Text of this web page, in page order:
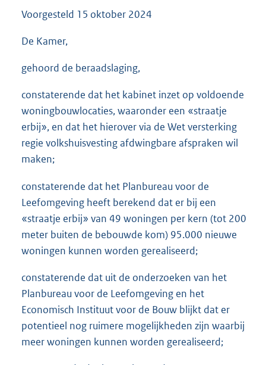
Voorgesteld 15 oktober 2024
De Kamer,
gehoord de beraadslaging,
constaterende dat het kabinet inzet op voldoende
woningbouwlocaties, waaronder een «straatje
erbij», en dat het hierover via de Wet versterking
regie volkshuisvesting afdwingbare afspraken wil
maken;
constaterende dat het Planbureau voor de
Leefomgeving heeft berekend dat er bij een
«straatje erbij» van 49 woningen per kern (tot 200
meter buiten de bebouwde kom) 95.000 nieuwe
woningen kunnen worden gerealiseerd;
constaterende dat uit de onderzoeken van het
Planbureau voor de Leefomgeving en het
Economisch Instituut voor de Bouw blijkt dat er
potentieel nog ruimere mogelijkheden zijn waarbij
meer woningen kunnen worden gerealiseerd;